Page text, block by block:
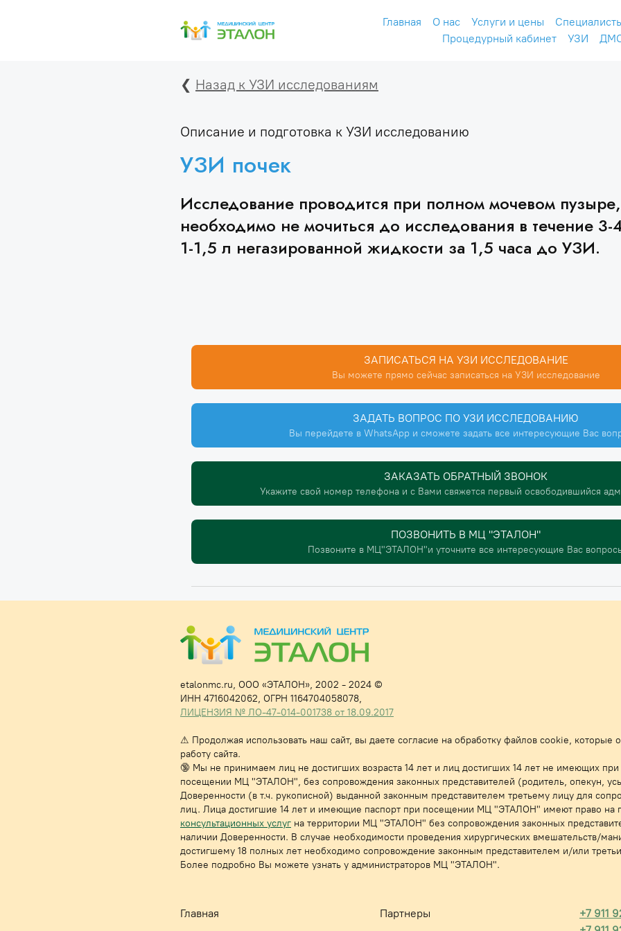
Главная О нас Услуги и цены
Процедурный кабинет
УЗИ
❮ Назад к УЗИ исследованиям
Описание и подготовка к УЗИ исследованию
УЗИ почек
Исследование проводится при полном мочевом
необходимо не мочиться до исследования в течение 3-
1-1,5 л негазированной жидкости за 1,5 часа до УЗИ.
ЗАПИСАТЬСЯ НА УЗИ ИССЛЕДОВАНИЕ
Вы можете прямо сейчас записаться на УЗИ исследование
ЗАДАТЬ ВОПРОС ПО УЗИ ИССЛЕДОВАНИЮ
Вы перейдете в WhatsApp и сможете задать все интересующие Вас
ЗАКАЗАТЬ ОБРАТНЫЙ ЗВОНОК
Укажите свой номер телефона и с Вами свяжется первый освободившийся
ПОЗВОНИТЬ В МЦ "ЭТАЛОН"
Позвоните в МЦ"ЭТАЛОН"и уточните все интересующие Вас
etalonmc.ru, ООО «ЭТАЛОН», 2002 - 2024 ©
ИНН 4716042062, ОГРН 1164704058078,
ЛИЦЕНЗИЯ № ЛО-47-014-001738 от 18.09.2017
⚠ Продолжая использовать наш сайт, вы даете согласие на обработку файлов cookie, которые
работу сайта.
🔞 Мы не принимаем лиц не достигших возраста 14 лет и лиц достигших 14 лет не имеющих при
посещении МЦ "ЭТАЛОН", без сопровождения законных представителей (родитель, опекун,
Доверенности (в т.ч. рукописной) выданной законным представителем третьему лицу для
лиц. Лица достигшие 14 лет и имеющие паспорт при посещении МЦ "ЭТАЛОН" имеют право на
консультационных услуг на территории МЦ "ЭТАЛОН" без сопровождения законных
наличии Доверенности. В случае необходимости проведения хирургических вмешательств/
достигшему 18 полных лет необходимо сопровождение законным представителем и/или
Более подробно Вы можете узнать у администраторов МЦ "ЭТАЛОН".
Главная Партнеры
+7 911